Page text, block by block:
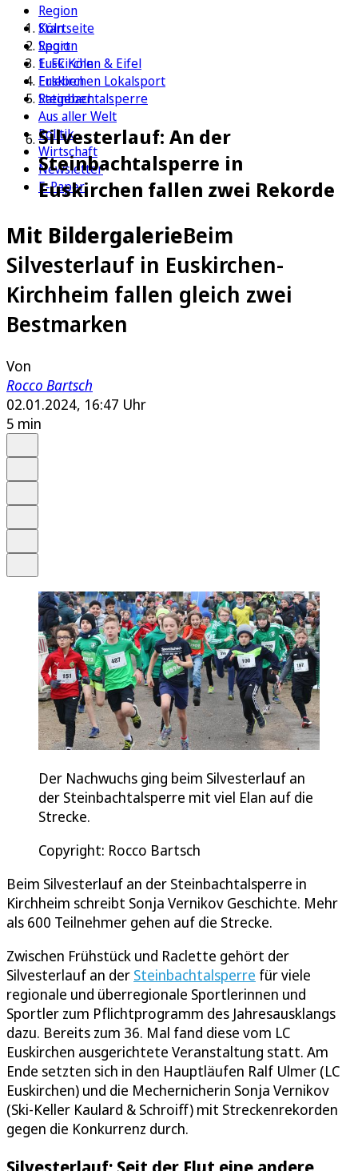
Region
Köln
Sport
1. FC Köln
Erleben
Ratgeber
Aus aller Welt
Politik
Wirtschaft
Newsletter
E-Paper
Startseite
Region
Euskirchen & Eifel
Euskirchen Lokalsport
Steinbachtalsperre
Silvesterlauf: An der
Steinbachtalsperre in
Euskirchen fallen zwei Rekorde
Mit BildergalerieBeim
Silvesterlauf in Euskirchen-
Kirchheim fallen gleich zwei
Bestmarken
Von
Rocco Bartsch
02.01.2024, 16:47 Uhr
5 min
Der Nachwuchs ging beim Silvesterlauf an
der Steinbachtalsperre mit viel Elan auf die
Strecke.
Copyright: Rocco Bartsch
Beim Silvesterlauf an der Steinbachtalsperre in
Kirchheim schreibt Sonja Vernikov Geschichte. Mehr
als 600 Teilnehmer gehen auf die Strecke.
Zwischen Frühstück und Raclette gehört der
Silvesterlauf an der Steinbachtalsperre für viele
regionale und überregionale Sportlerinnen und
Sportler zum Pflichtprogramm des Jahresausklangs
dazu. Bereits zum 36. Mal fand diese vom LC
Euskirchen ausgerichtete Veranstaltung statt. Am
Ende setzten sich in den Hauptläufen Ralf Ulmer (LC
Euskirchen) und die Mechernicherin Sonja Vernikov
(Ski-Keller Kaulard & Schroiff) mit Streckenrekorden
gegen die Konkurrenz durch.